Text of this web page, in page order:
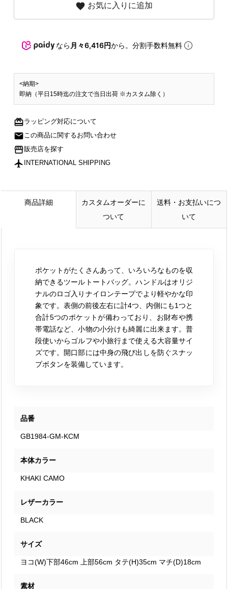
favorite お気に入りに追加
なら 月々6,416円から。分割手数料無料
<納期>
即納（平日15時迄の注文で当日出荷 ※カスタム除く）
redeemラッピング対応について
mailこの商品に関するお問い合わせ
storefront販売店を探す
flight INTERNATIONAL SHIPPING
商品詳細
カスタムオーダーに
ついて
送料・お支払いにつ
いて
ポケットがたくさんあって、いろいろなものを収
納できるツールトートバッグ。ハンドルはオリジ
ナルのロゴ入りナイロンテープでより軽やかな印
象です。表側の前後左右に計4つ、内側にも1つと
合計5つのポケットが備わっており、お財布や携
帯電話など、小物の小分けも綺麗に出来ます。普
段使いからゴルフや小旅行まで使える大容量サイ
ズです。開口部には中身の飛び出しを防ぐスナッ
プボタンを装備しています。
品番
GB1984-GM-KCM
本体カラー
KHAKI CAMO
レザーカラー
BLACK
サイズ
ヨコ(W)下部46cm 上部56cm タテ(H)35cm マチ(D)18cm
素材